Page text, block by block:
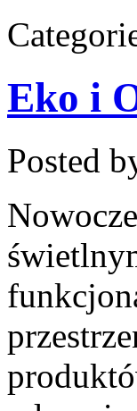
Eko i
Posted